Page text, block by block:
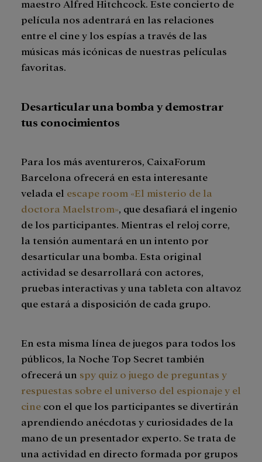
maestro Alfred Hitchcock. Este concierto de
película nos adentrará en las relaciones
entre el cine y los espías a través de las
músicas más icónicas de nuestras películas
favoritas.
Desarticular una bomba y demostrar
tus conocimientos
Para los más aventureros, CaixaForum
Barcelona ofrecerá en esta interesante
velada el escape room «El misterio de la
doctora Maelstrom», que desafiará el ingenio
de los participantes. Mientras el reloj corre,
la tensión aumentará en un intento por
desarticular una bomba. Esta original
actividad se desarrollará con actores,
pruebas interactivas y una tableta con altavoz
que estará a disposición de cada grupo.
En esta misma línea de juegos para todos los
públicos, la Noche Top Secret también
ofrecerá un spy quiz o juego de preguntas y
respuestas sobre el universo del espionaje y el
cine con el que los participantes se divertirán
aprendiendo anécdotas y curiosidades de la
mano de un presentador experto. Se trata de
una actividad en directo formada por grupos